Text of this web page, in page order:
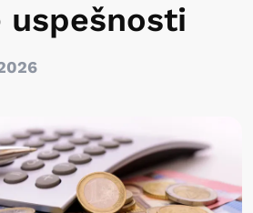
uspešnosti